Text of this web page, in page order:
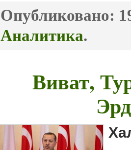
Опубликовано:
Аналитика.
Виват,